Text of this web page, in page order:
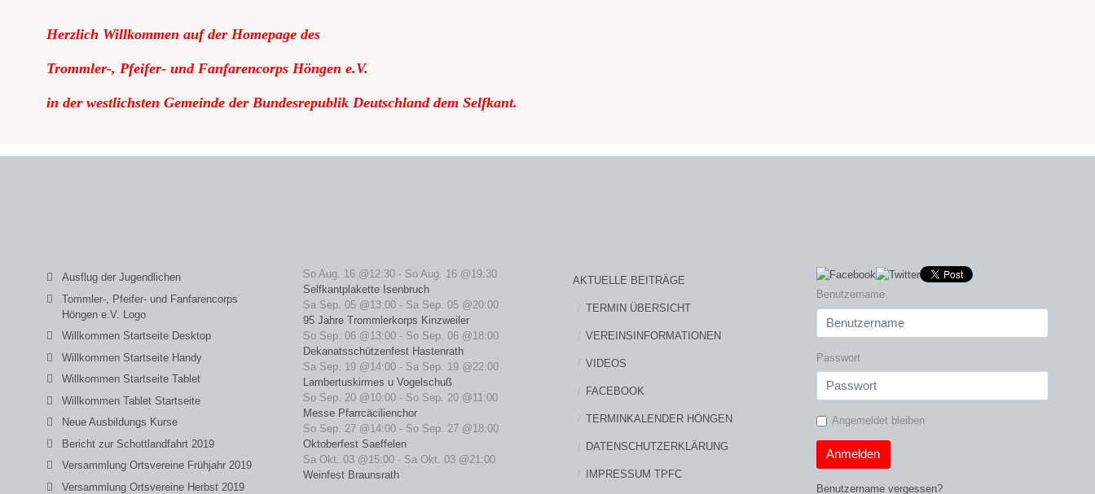
Herzlich Willkommen auf der Homepage des
Trommler-, Pfeifer- und Fanfarencorps Höngen e.V.
in der westlichsten Gemeinde der Bundesrepublik Deutschland dem Selfkant.
Ausflug der Jugendlichen
Tommler-, Pfeifer- und Fanfarencorps
Höngen e.V. Logo
Willkommen Startseite Desktop
Willkommen Startseite Handy
Willkommen Startseite Tablet
Willkommen Tablet Startseite
Neue Ausbildungs Kurse
Bericht zur Schottlandfahrt 2019
Versammlung Ortsvereine Frühjahr 2019
Versammlung Ortsvereine Herbst 2019
So Aug. 16 @12:30 - So Aug. 16 @19:30
Selfkantplakette Isenbruch
Sa Sep. 05 @13:00 - Sa Sep. 05 @20:00
95 Jahre Trommlerkorps Kinzweiler
So Sep. 06 @13:00 - So Sep. 06 @18:00
Dekanatsschützenfest Hastenrath
Sa Sep. 19 @14:00 - Sa Sep. 19 @22:00
Lambertuskirmes u Vogelschuß
So Sep. 20 @10:00 - So Sep. 20 @11:00
Messe Pfarrcäcilienchor
So Sep. 27 @14:00 - So Sep. 27 @18:00
Oktoberfest Saeffelen
Sa Okt. 03 @15:00 - Sa Okt. 03 @21:00
Weinfest Braunsrath
AKTUELLE BEITRÄGE
TERMIN ÜBERSICHT
VEREINSINFORMATIONEN
VIDEOS
FACEBOOK
TERMINKALENDER HÖNGEN
DATENSCHUTZERKLÄRUNG
IMPRESSUM TPFC
Benutzername
Passwort
Angemeldet bleiben
Anmelden
Benutzername vergessen?